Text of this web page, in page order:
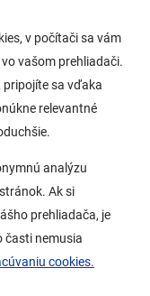
v počítači sa vám
vašom prehliadači.
sa vďaka
relevantné
analýzu
Ak si
prehliadača, je
časti nemusia
cookies.